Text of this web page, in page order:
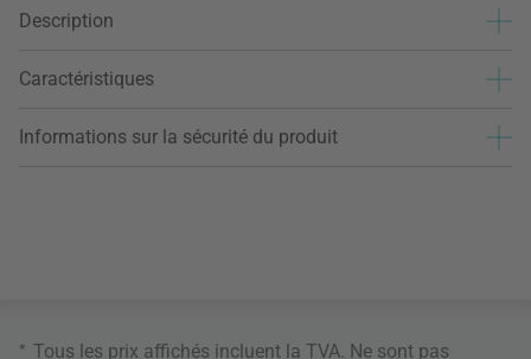
Description
Caractéristiques
Informations sur la sécurité du produit
* Tous les prix affichés incluent la TVA. Ne sont pas